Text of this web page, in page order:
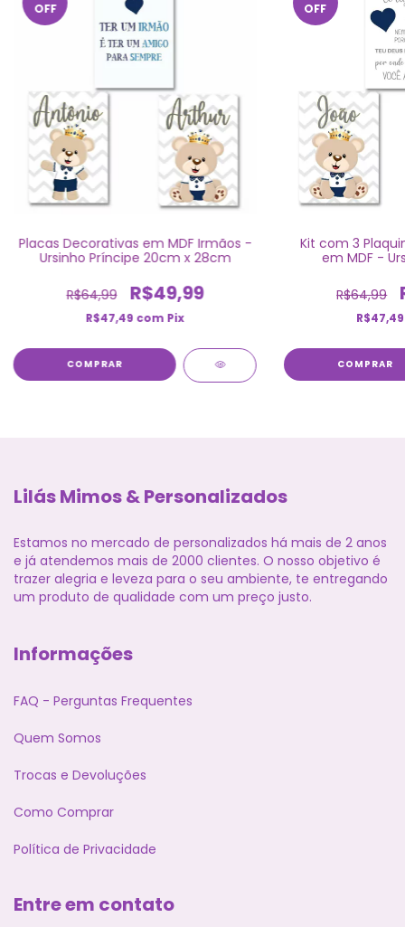
OFF
Placas Decorativas em MDF Irmãos -
Ursinho Príncipe 20cm x 28cm
R$64,99 R$49,99
R$47,49 com Pix
COMPRAR
OFF
Kit com 3
em MDF -
R$64,99
COMPRAR
Lilás Mimos & Personalizados
Estamos no mercado de personalizados há mais de 2 anos
e já atendemos mais de 2000 clientes. O nosso objetivo é
trazer alegria e leveza para o seu ambiente, te entregando
um produto de qualidade com um preço justo.
Informações
FAQ - Perguntas Frequentes
Quem Somos
Trocas e Devoluções
Como Comprar
Política de Privacidade
Entre em contato